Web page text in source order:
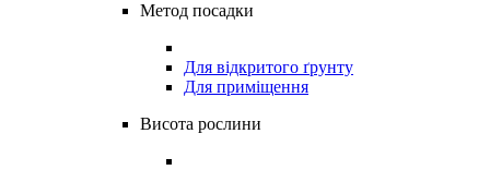
Метод посадки
Для відкритого ґрунту
Для приміщення
Висота рослини